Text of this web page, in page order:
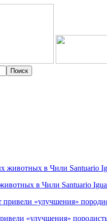
в Чили Santuario
«улучшения»